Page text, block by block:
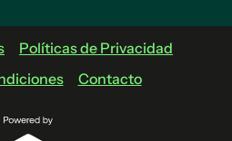
Políticas de Privacidad
Contacto